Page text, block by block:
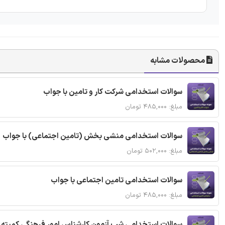
محصولات مشابه
سوالات استخدامی شرکت کار و تامین با جواب
مبلغ: ۴۸۵,۰۰۰ تومان
سوالات استخدامی منشی بخش (تامین اجتماعی) با جواب
مبلغ: ۵۰۲,۰۰۰ تومان
سوالات استخدامی تامین اجتماعی با جواب
مبلغ: ۴۸۵,۰۰۰ تومان